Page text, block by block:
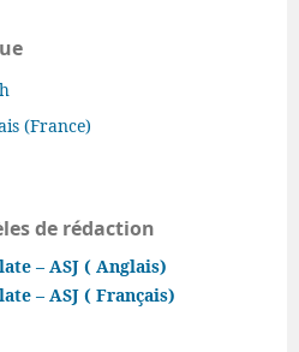
(France)
de rédaction
– ASJ ( Anglais)
– ASJ ( Français)